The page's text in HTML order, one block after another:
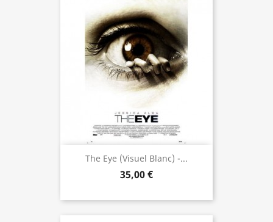
The Eye (visuel Blanc) -...
35,00 €